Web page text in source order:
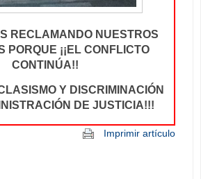
RECLAMANDO NUESTROS
PORQUE ¡¡EL CONFLICTO
CONTINÚA!!
Y DISCRIMINACIÓN
DE JUSTICIA!!!
Imprimir artículo